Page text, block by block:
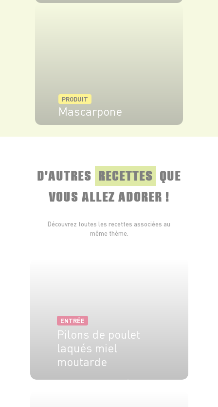
PRODUIT
Mascarpone
D'AUTRES RECETTES QUE
VOUS ALLEZ ADORER !
Découvrez toutes les recettes associées au
même thème.
ENTRÉE
Pilons de poulet
laqués miel
moutarde